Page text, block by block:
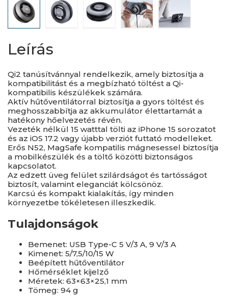
Leírás
Qi2 tanúsítvánnyal rendelkezik, amely biztosítja a
kompatibilitást és a megbízható töltést a Qi-
kompatibilis készülékek számára.
Aktív hűtőventilátorral biztosítja a gyors töltést és
meghosszabbítja az akkumulátor élettartamát a
hatékony hőelvezetés révén.
Vezeték nélkül 15 watttal tölti az iPhone 15 sorozatot
és az iOS 17.2 vagy újabb verziót futtató modelleket.
Erős N52, MagSafe kompatilis mágnesessel biztosítja
a mobilkészülék és a töltő közötti biztonságos
kapcsolatot.
Az edzett üveg felület szilárdságot és tartósságot
biztosít, valamint eleganciát kölcsönöz.
Karcsú és kompakt kialakítás, így minden
környezetbe tökéletesen illeszkedik.
Tulajdonságok
Bemenet: USB Type-C 5 V/3 A, 9 V/3 A
Kimenet: 5/7,5/10/15 W
Beépített hűtőventilátor
Hőmérséklet kijelző
Méretek: 63×63×25,1 mm
Tömeg: 94 g